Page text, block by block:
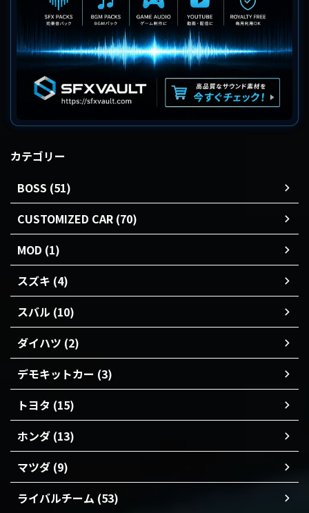
カテゴリー
BOSS (51)
CUSTOMIZED CAR (70)
MOD (1)
スズキ (4)
スバル (10)
ダイハツ (2)
デモキットカー (3)
トヨタ (15)
ホンダ (13)
マツダ (9)
ライバルチーム (53)